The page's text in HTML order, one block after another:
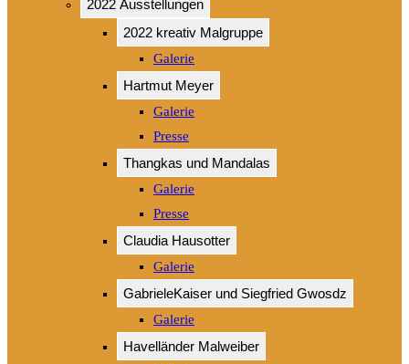
2022 Ausstellungen
2022 kreativ Malgruppe
Galerie
Hartmut Meyer
Galerie
Presse
Thangkas und Mandalas
Galerie
Presse
Claudia Hausotter
Galerie
GabrieleKaiser und Siegfried Gwosdz
Galerie
Havelländer Malweiber